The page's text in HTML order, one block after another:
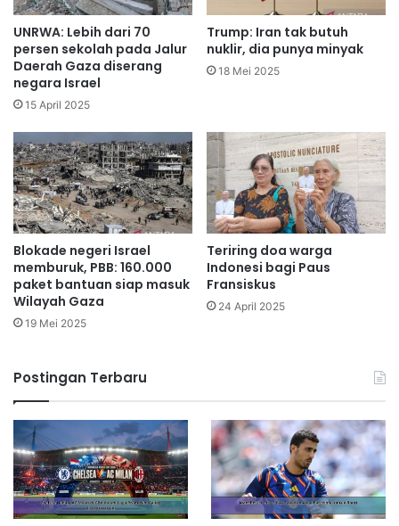
UNRWA: Lebih dari 70
persen sekolah pada Jalur
Daerah Gaza diserang
negara Israel
15 April 2025
Trump: Iran tak butuh
nuklir, dia punya minyak
18 Mei 2025
Blokade negeri Israel
memburuk, PBB: 160.000
paket bantuan siap masuk
Wilayah Gaza
19 Mei 2025
Teriring doa warga
Indonesi bagi Paus
Fransiskus
24 April 2025
Postingan Terbaru